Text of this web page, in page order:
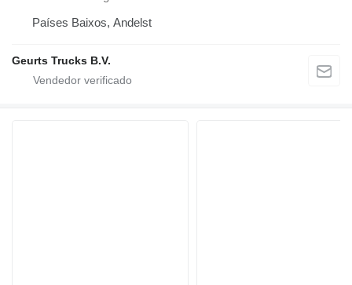
Países Baixos, Andelst
Geurts Trucks B.V.